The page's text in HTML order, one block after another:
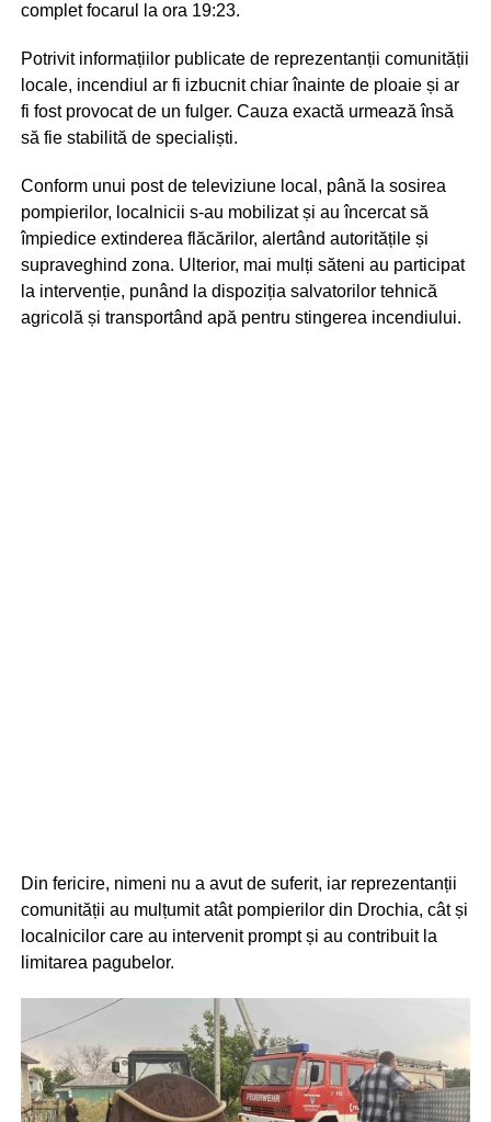
complet focarul la ora 19:23.
Potrivit informațiilor publicate de reprezentanții comunității
locale, incendiul ar fi izbucnit chiar înainte de ploaie și ar
fi fost provocat de un fulger. Cauza exactă urmează însă
să fie stabilită de specialiști.
Conform unui post de televiziune local, până la sosirea
pompierilor, localnicii s-au mobilizat și au încercat să
împiedice extinderea flăcărilor, alertând autoritățile și
supraveghind zona. Ulterior, mai mulți săteni au participat
la intervenție, punând la dispoziția salvatorilor tehnică
agricolă și transportând apă pentru stingerea incendiului.
Din fericire, nimeni nu a avut de suferit, iar reprezentanții
comunității au mulțumit atât pompierilor din Drochia, cât și
localnicilor care au intervenit prompt și au contribuit la
limitarea pagubelor.